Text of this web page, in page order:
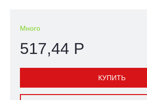
Много
517,44 Р
КУПИТЬ